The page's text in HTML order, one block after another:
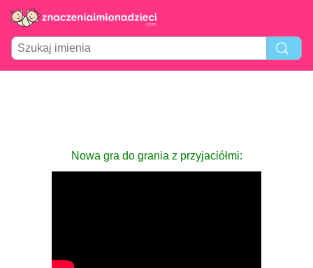
Nowa gra do grania z przyjaciółmi: